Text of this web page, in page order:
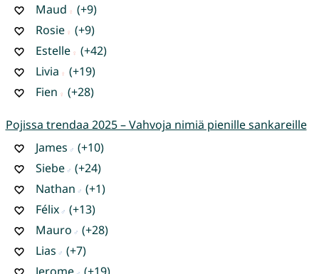
Maud
(+9)
Rosie
(+9)
Estelle
(+42)
Livia
(+19)
Fien
(+28)
Pojissa trendaa 2025 – Vahvoja nimiä pienille sankareille
James
(+10)
Siebe
(+24)
Nathan
(+1)
Félix
(+13)
Mauro
(+28)
Lias
(+7)